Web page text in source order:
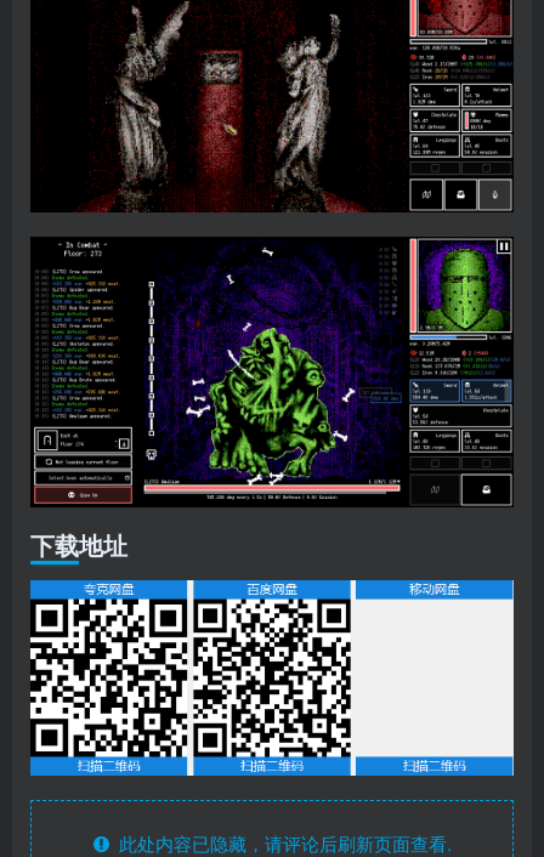
下载地址
此处内容已隐藏，请评论后刷新页面查看.